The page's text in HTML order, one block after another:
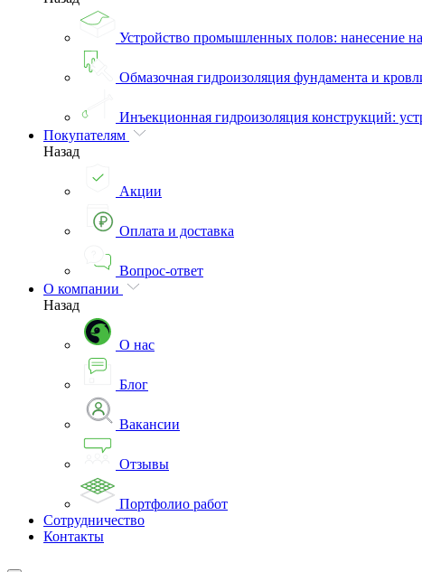
Устройство промышленных полов: нанесение
Обмазочная гидроизоляция фундамента и
Инъекционная гидроизоляция конструкций:
Покупателям
Назад
Акции
Оплата и доставка
Вопрос-ответ
О компании
Назад
О нас
Блог
Вакансии
Отзывы
Портфолио работ
Сотрудничество
Контакты